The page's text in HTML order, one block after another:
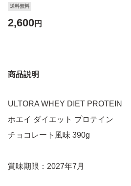
送料無料
2,600円
商品説明
ULTORA WHEY DIET PROTEIN
ホエイ ダイエット プロテイン
チョコレート風味 390g
賞味期限：2027年7月